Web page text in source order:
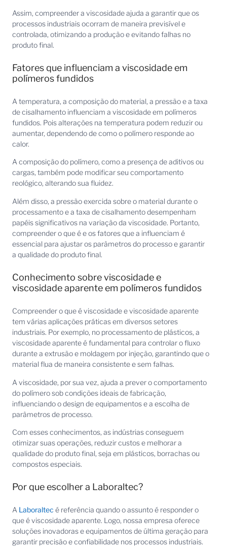
Assim, compreender a viscosidade ajuda a garantir que os
processos industriais ocorram de maneira previsível e
controlada, otimizando a produção e evitando falhas no
produto final.
Fatores que influenciam a viscosidade em
polímeros fundidos
A temperatura, a composição do material, a pressão e a taxa
de cisalhamento influenciam a viscosidade em polímeros
fundidos. Pois alterações na temperatura podem reduzir ou
aumentar, dependendo de como o polímero responde ao
calor.
A composição do polímero, como a presença de aditivos ou
cargas, também pode modificar seu comportamento
reológico, alterando sua fluidez.
Além disso, a pressão exercida sobre o material durante o
processamento e a taxa de cisalhamento desempenham
papéis significativos na variação da viscosidade. Portanto,
compreender o que é e os fatores que a influenciam é
essencial para ajustar os parâmetros do processo e garantir
a qualidade do produto final.
Conhecimento sobre viscosidade e
viscosidade aparente em polímeros fundidos
Compreender o que é viscosidade e viscosidade aparente
tem várias aplicações práticas em diversos setores
industriais. Por exemplo, no processamento de plásticos, a
viscosidade aparente é fundamental para controlar o fluxo
durante a extrusão e moldagem por injeção, garantindo que o
material flua de maneira consistente e sem falhas.
A viscosidade, por sua vez, ajuda a prever o comportamento
do polímero sob condições ideais de fabricação,
influenciando o design de equipamentos e a escolha de
parâmetros de processo.
Com esses conhecimentos, as indústrias conseguem
otimizar suas operações, reduzir custos e melhorar a
qualidade do produto final, seja em plásticos, borrachas ou
compostos especiais.
Por que escolher a Laboraltec?
A Laboraltec é referência quando o assunto é responder o
que é viscosidade aparente. Logo, nossa empresa oferece
soluções inovadoras e equipamentos de última geração para
garantir precisão e confiabilidade nos processos industriais.